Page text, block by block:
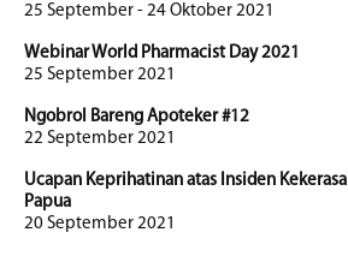
25 September - 24 Oktober 2021
Webinar World Pharmacist Day 2021
25 September 2021
Ngobrol Bareng Apoteker #12
22 September 2021
Ucapan Keprihatinan atas Insiden
Papua
20 September 2021